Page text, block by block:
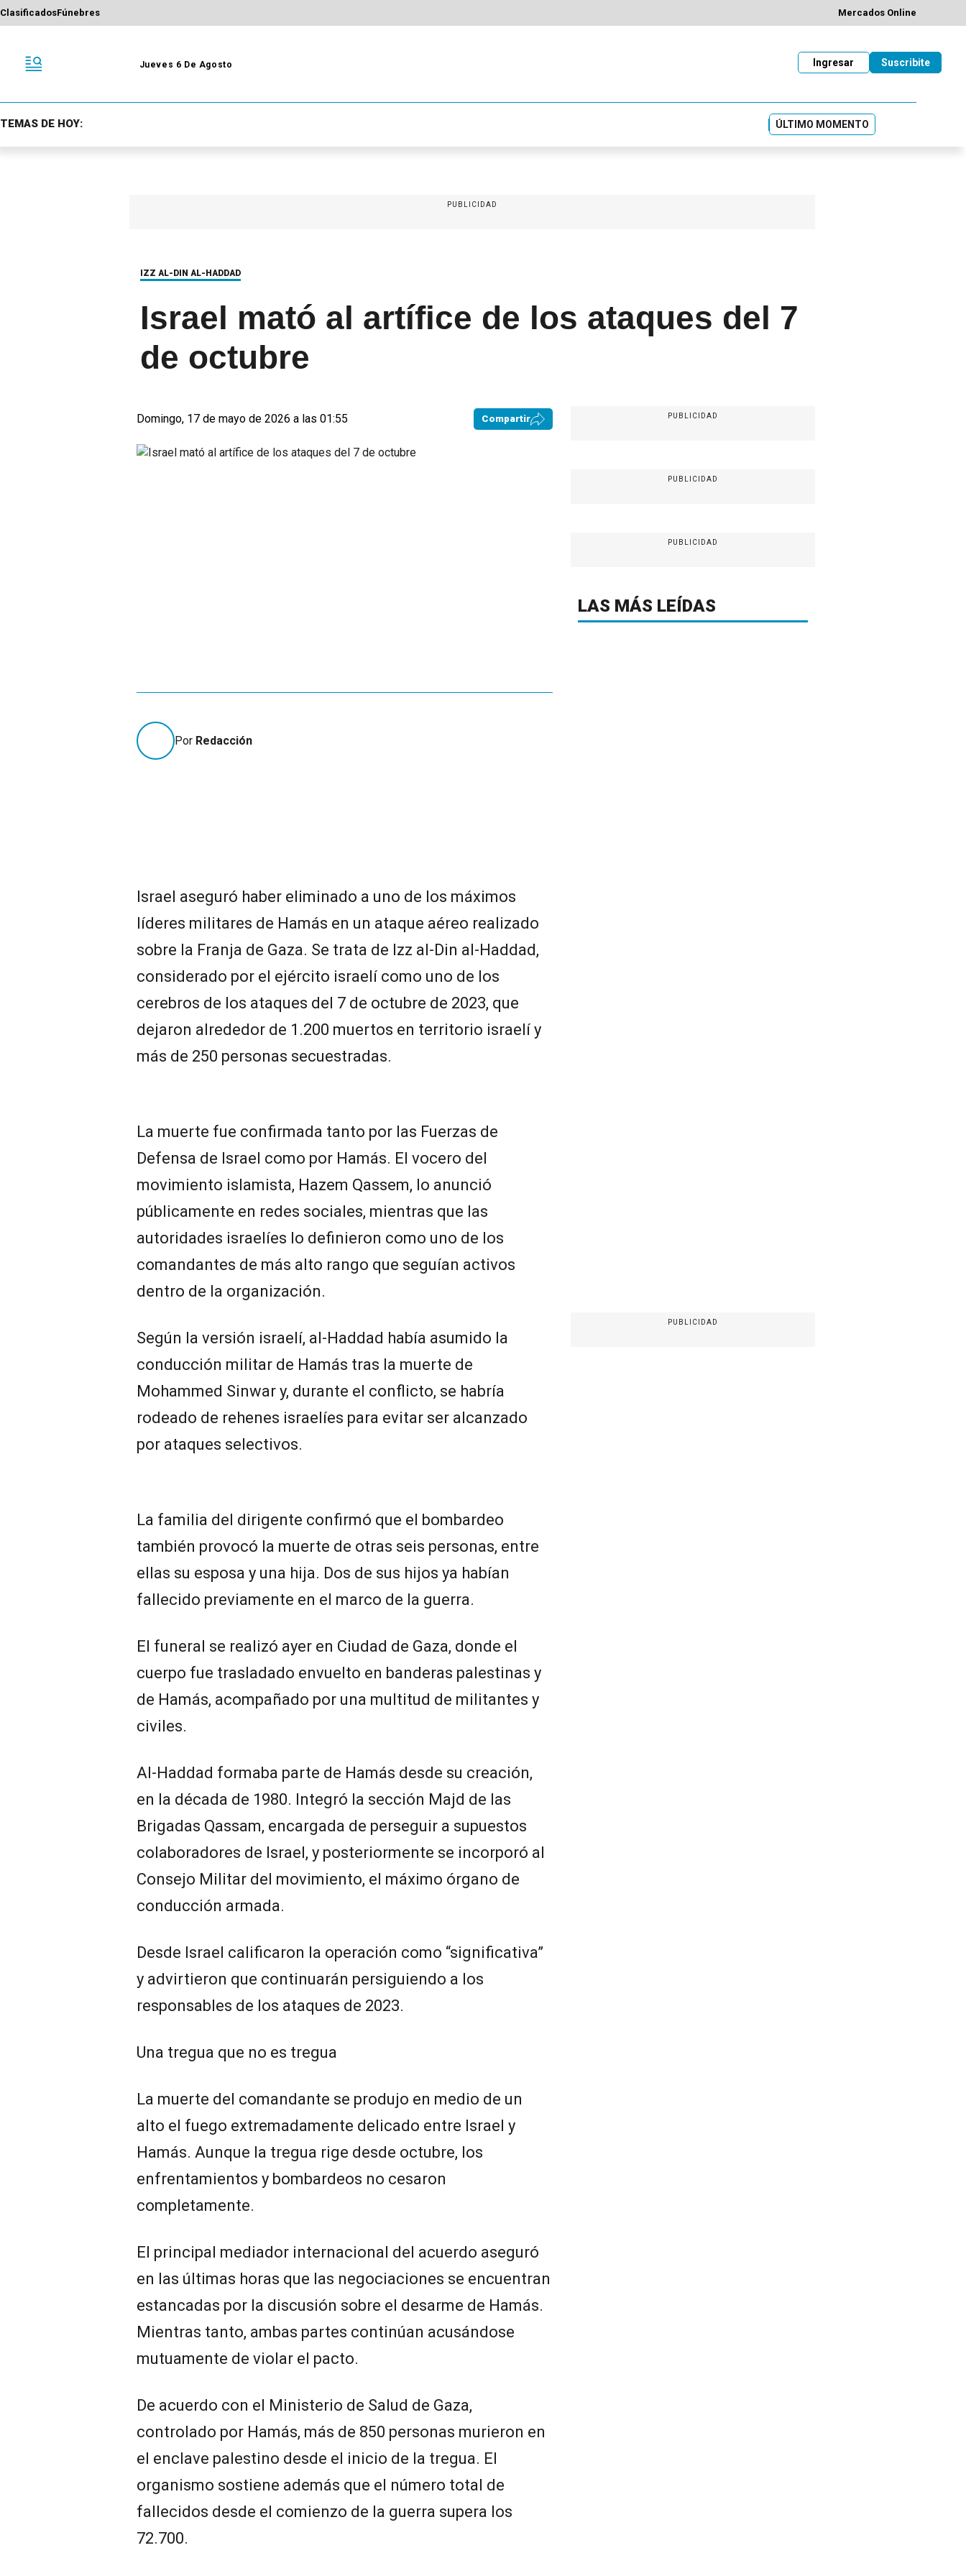
ClasificadosFúnebres Mercados Online
Jueves 6 De Agosto Suscribite
Ingresar
TEMAS DE HOY: ÚLTIMO MOMENTO
PUBLICIDAD
IZZ AL-DIN AL-HADDAD
Israel mató al artífice de los ataques del 7
de octubre
Domingo, 17 de mayo de 2026 a las 01:55 Compartir
Por Redacción
Israel aseguró haber eliminado a uno de los máximos
líderes militares de Hamás en un ataque aéreo realizado
sobre la Franja de Gaza. Se trata de Izz al-Din al-Haddad,
considerado por el ejército israelí como uno de los
cerebros de los ataques del 7 de octubre de 2023, que
dejaron alrededor de 1.200 muertos en territorio israelí y
más de 250 personas secuestradas.
La muerte fue confirmada tanto por las Fuerzas de
Defensa de Israel como por Hamás. El vocero del
movimiento islamista, Hazem Qassem, lo anunció
públicamente en redes sociales, mientras que las
autoridades israelíes lo definieron como uno de los
comandantes de más alto rango que seguían activos
dentro de la organización.
Según la versión israelí, al-Haddad había asumido la
conducción militar de Hamás tras la muerte de
Mohammed Sinwar y, durante el conflicto, se habría
rodeado de rehenes israelíes para evitar ser alcanzado
por ataques selectivos.
La familia del dirigente confirmó que el bombardeo
también provocó la muerte de otras seis personas, entre
ellas su esposa y una hija. Dos de sus hijos ya habían
fallecido previamente en el marco de la guerra.
El funeral se realizó ayer en Ciudad de Gaza, donde el
cuerpo fue trasladado envuelto en banderas palestinas y
de Hamás, acompañado por una multitud de militantes y
civiles.
Al-Haddad formaba parte de Hamás desde su creación,
en la década de 1980. Integró la sección Majd de las
Brigadas Qassam, encargada de perseguir a supuestos
colaboradores de Israel, y posteriormente se incorporó al
Consejo Militar del movimiento, el máximo órgano de
conducción armada.
Desde Israel calificaron la operación como “significativa”
y advirtieron que continuarán persiguiendo a los
responsables de los ataques de 2023.
Una tregua que no es tregua
La muerte del comandante se produjo en medio de un
alto el fuego extremadamente delicado entre Israel y
Hamás. Aunque la tregua rige desde octubre, los
enfrentamientos y bombardeos no cesaron
completamente.
El principal mediador internacional del acuerdo aseguró
en las últimas horas que las negociaciones se encuentran
estancadas por la discusión sobre el desarme de Hamás.
Mientras tanto, ambas partes continúan acusándose
mutuamente de violar el pacto.
De acuerdo con el Ministerio de Salud de Gaza,
controlado por Hamás, más de 850 personas murieron en
el enclave palestino desde el inicio de la tregua. El
organismo sostiene además que el número total de
fallecidos desde el comienzo de la guerra supera los
72.700.
PUBLICIDAD
PUBLICIDAD
PUBLICIDAD
LAS MÁS LEÍDAS
PUBLICIDAD